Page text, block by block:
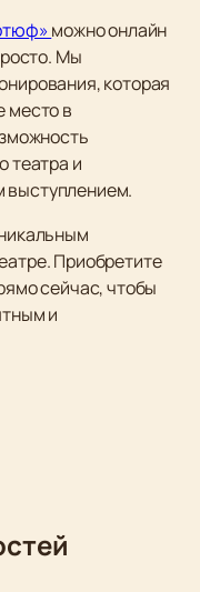
можно онлайн
Мы
которая
место в
театра и
выступлением.
Приобретите
сейчас, чтобы
и